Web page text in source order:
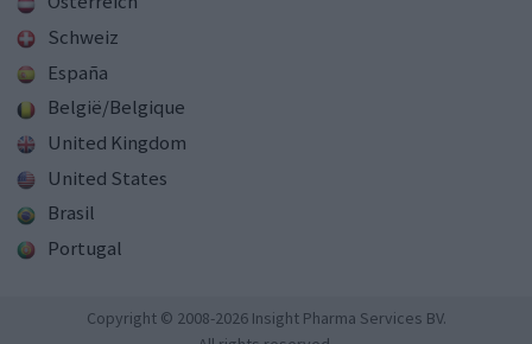
Schweiz
España
België/Belgique
United Kingdom
United States
Brasil
Portugal
Copyright © 2008-2026 Insight Pharma Services BV.